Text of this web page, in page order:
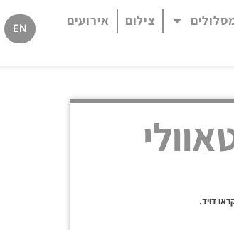
צילום
אירועים
EN